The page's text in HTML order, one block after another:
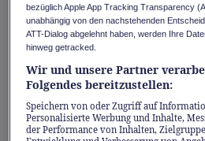
Runden den Gewinner
150'000 Franken sowie
von McKinsey & Company.
Thomas Knecht zeigte
von Borobotics. Er sagte:
bezüglich Apple App Tracking Transparency
unabhängig von den nachstehenden
ATT-Dialog abgelehnt haben, werden Ihre
hinweg getracked.
Wir und unsere Partner
Folgendes bereitzustellen:
Speichern von oder Zugriff auf
Personalisierte Werbung und Inhalte,
der Performance von Inhalten,